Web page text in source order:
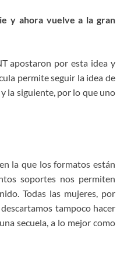
y ahora vuelve a la gran
apostaron por esta idea y
permite seguir la idea de
la siguiente, por lo que uno
la que los formatos están
soportes nos permiten
Todas las mujeres, por
tampoco hacer
secuela, a lo mejor como